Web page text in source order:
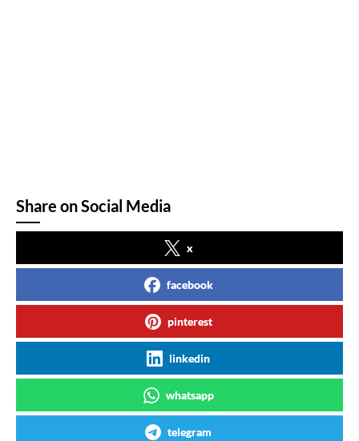
Share on Social Media
x
facebook
pinterest
linkedin
whatsapp
telegram